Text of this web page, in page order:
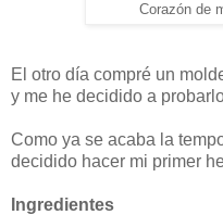
Corazón de
El otro día compré un
y me he decidido a
Como ya se acaba la
decidido hacer mi primer
Ingredientes